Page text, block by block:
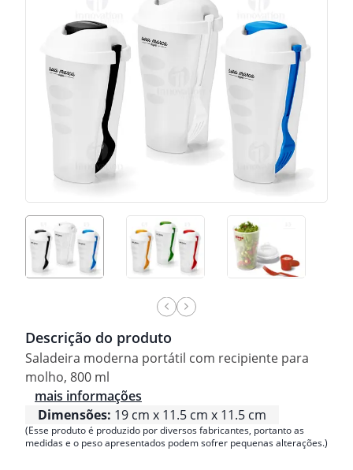
Descrição do produto
Saladeira moderna portátil com recipiente para
molho, 800 ml
mais informações
Dimensões: 19 cm x 11.5 cm x 11.5 cm
(Esse produto é produzido por diversos fabricantes, portanto as
medidas e o peso apresentados podem sofrer pequenas alterações.)